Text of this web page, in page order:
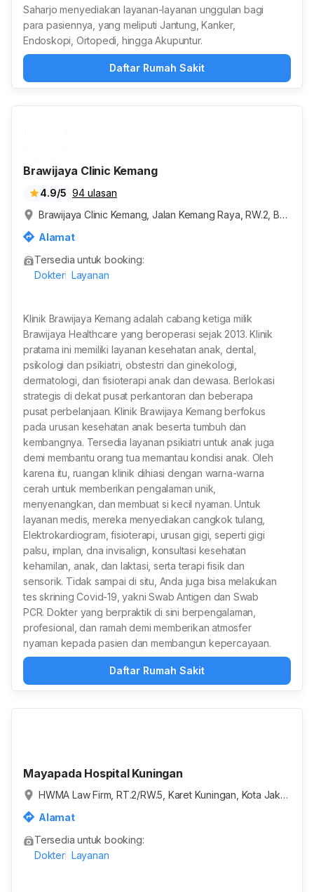
Saharjo menyediakan layanan-layanan unggulan bagi
para pasiennya, yang meliputi Jantung, Kanker,
Endoskopi, Ortopedi, hingga Akupuntur.
Daftar Rumah Sakit
Brawijaya Clinic Kemang
4.9/5 94 ulasan
Brawijaya Clinic Kemang, Jalan Kemang Raya, RW.2, Ban
Alamat
Tersedia untuk booking:
Dokter Layanan
Klinik Brawijaya Kemang adalah cabang ketiga milik
Brawijaya Healthcare yang beroperasi sejak 2013. Klinik
pratama ini memiliki layanan kesehatan anak, dental,
psikologi dan psikiatri, obstestri dan ginekologi,
dermatologi, dan fisioterapi anak dan dewasa. Berlokasi
strategis di dekat pusat perkantoran dan beberapa
pusat perbelanjaan. Klinik Brawijaya Kemang berfokus
pada urusan kesehatan anak beserta tumbuh dan
kembangnya. Tersedia layanan psikiatri untuk anak juga
demi membantu orang tua memantau kondisi anak. Oleh
karena itu, ruangan klinik dihiasi dengan warna-warna
cerah untuk memberikan pengalaman unik,
menyenangkan, dan membuat si kecil nyaman. Untuk
layanan medis, mereka menyediakan cangkok tulang,
Elektrokardiogram, fisioterapi, urusan gigi, seperti gigi
palsu, implan, dna invisalign, konsultasi kesehatan
kehamilan, anak, dan laktasi, serta terapi fisik dan
sensorik. Tidak sampai di situ, Anda juga bisa melakukan
tes skrining Covid-19, yakni Swab Antigen dan Swab
PCR. Dokter yang berpraktik di sini berpengalaman,
profesional, dan ramah demi memberikan atmosfer
nyaman kepada pasien dan membangun kepercayaan.
Daftar Rumah Sakit
Mayapada Hospital Kuningan
HWMA Law Firm, RT.2/RW.5, Karet Kuningan, Kota Jakar
Alamat
Tersedia untuk booking:
Dokter Layanan